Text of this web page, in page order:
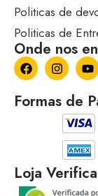
Politicas de
Politicas de
Onde nos
Formas de
Loja